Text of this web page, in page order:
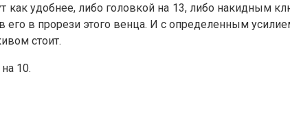
удобнее, либо головкой на 13, либо накидным
в прорези этого венца. И с определенным
стоит.
10.